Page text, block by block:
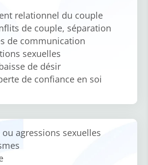
relationnel du couple
de couple, séparation
de communication
sexuelles
de désir
de confiance en soi
agressions sexuelles